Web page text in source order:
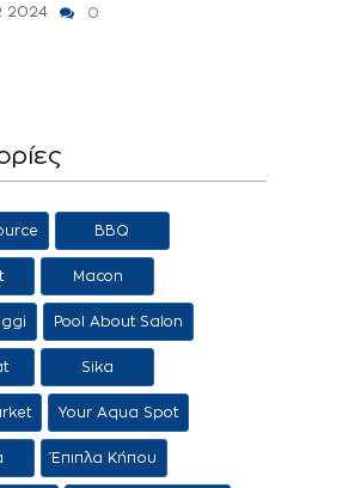
2024
0
BBQ
Macon
Pool About Salon
Sika
Your Aqua Spot
Έπιπλα Κήπου